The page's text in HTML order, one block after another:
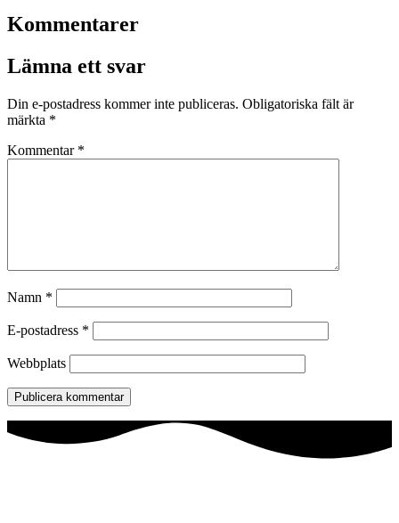
Kommentarer
Lämna ett svar
Din e-postadress kommer inte publiceras. Obligatoriska fält är
märkta *
Kommentar *
Namn *
E-postadress *
Webbplats